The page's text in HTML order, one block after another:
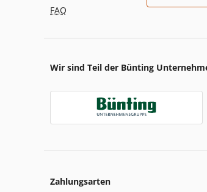
FAQ
Wir sind Teil der Bünting
Zahlungsarten